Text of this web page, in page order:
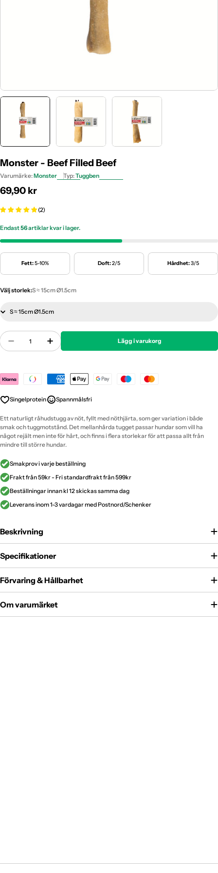
Monster - Beef Filled Beef
Varumärke:Monster Typ:Tuggben
Ordinarie
69,90 kr
(2)
Endast56artiklar kvar i lager.
Fett:5-10% Doft:2/5 Hårdhet:3/5
Välj storlek:S ≈ 15cm Ø1.5cm
Antal
Minska Antal För Monster - Beef Filled Beef
Öka Antal För Monster - Beef Filled Beef
Lägg i varukorg
Payment
methods
Singelprotein Spannmålsfri
Ett naturligt råhudstugg av nöt, fyllt med nöthjärta, som ger variation i både
smak och tuggmotstånd. Det mellanhårda tugget passar hundar som vill ha
något rejält men inte för hårt, och finns i flera storlekar för att passa allt från
mindre till större hundar.
Smakprov i varje beställning
Frakt från 59kr - Fri standardfrakt från 599kr
Beställningar innan kl 12 skickas samma dag
Leverans inom 1-3 vardagar med Postnord/Schenker
Beskrivning
Specifikationer
Förvaring & Hållbarhet
Om varumärket